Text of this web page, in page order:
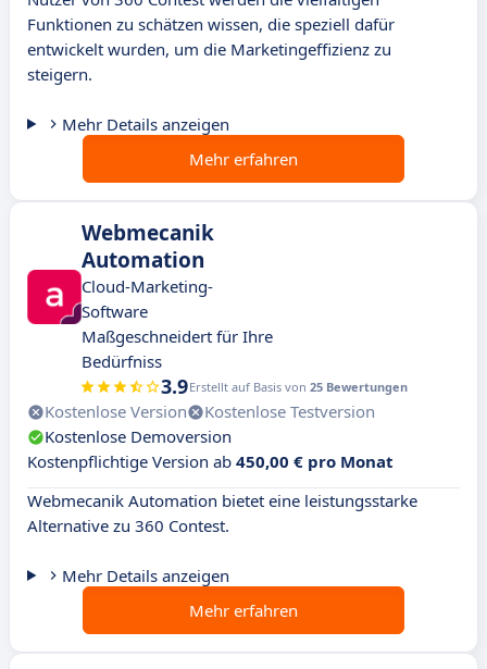
Funktionen zu schätzen wissen, die speziell dafür
entwickelt wurden, um die Marketingeffizienz zu
steigern.
Mehr Details anzeigen
Mehr erfahren
Webmecanik
Automation
Cloud-Marketing-
Software
Maßgeschneidert für Ihre
Bedürfniss
3.9Erstellt auf Basis von 25 Bewertungen
Kostenlose Version
Kostenlose Testversion
Kostenlose Demoversion
Kostenpflichtige Version ab 450,00 € pro Monat
Webmecanik Automation bietet eine leistungsstarke
Alternative zu 360 Contest.
Mehr Details anzeigen
Mehr erfahren